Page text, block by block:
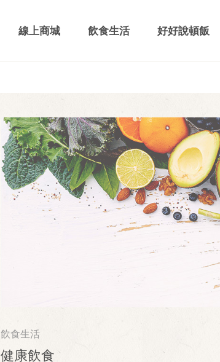
線上商城 飲食生活 好好說頓飯
飲食生活
健康飲食